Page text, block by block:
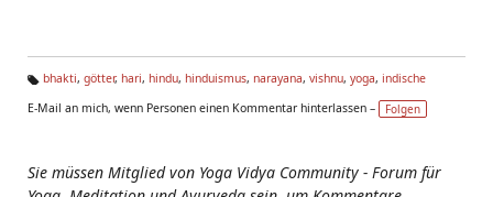
g
bhakti, götter, hari, hindu, hinduismus, narayana, vishnu, yoga, indische
E-Mail an mich, wenn Personen einen Kommentar hinterlassen –
Folgen
Sie müssen Mitglied von Yoga Vidya Community - Forum für